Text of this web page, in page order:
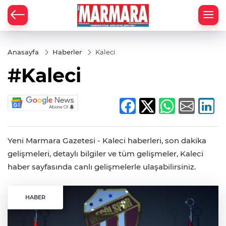
Anasayfa Haberler Kaleci
#Kaleci
Yeni Marmara Gazetesi - Kaleci haberleri, son dakika
gelişmeleri, detaylı bilgiler ve tüm gelişmeler, Kaleci
haber sayfasında canlı gelişmelerle ulaşabilirsiniz.
HABER